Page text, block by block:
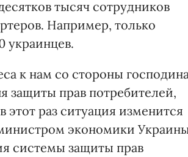
тысяч сотрудников
Например, только
украинцев.
к нам со стороны господина
защиты прав потребителей,
этот раз ситуация изменится
экономики
системы защиты прав